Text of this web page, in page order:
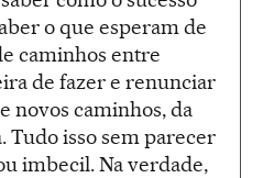
o que esperam de
caminhos entre
de fazer e renunciar
novos caminhos, da
Tudo isso sem parecer
imbecil. Na verdade,